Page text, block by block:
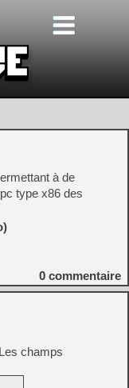
à de
type x86 des
0 commentaire
Les champs